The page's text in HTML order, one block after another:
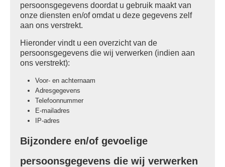
persoonsgegevens doordat u gebruik maakt van
onze diensten en/of omdat u deze gegevens zelf
aan ons verstrekt.
Hieronder vindt u een overzicht van de
persoonsgegevens die wij verwerken (indien aan
ons verstrekt):
Voor- en achternaam
Adresgegevens
Telefoonnummer
E-mailadres
IP-adres
Bijzondere en/of gevoelige
persoonsgegevens die wij verwerken